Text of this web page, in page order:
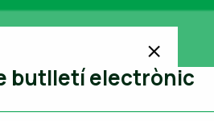
de gestoria
per un equip multidisciplinari
×
butlletí electrònic